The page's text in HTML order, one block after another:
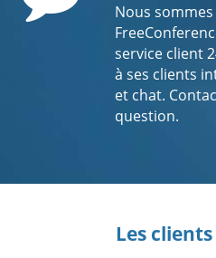
Nous
service client
à ses clients
et chat.
question.
Les